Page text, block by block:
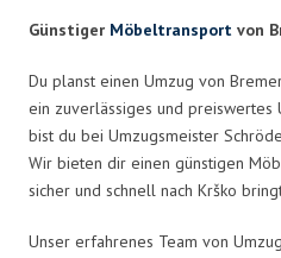
Günstiger Möbeltransport von
Du planst einen Umzug von
ein zuverlässiges und preiswertes
bist du bei Umzugsmeister
Wir bieten dir einen günstigen
sicher und schnell nach Krško
Unser erfahrenes Team von